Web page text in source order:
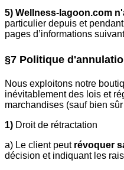
5) Wellness-lagoon.com
particulier depuis et
pages d’informations
§7 Politique
Nous exploitons notre
inévitablement des lois et
marchandises (sauf bien
1) Droit de rétractation
a) Le client peut révoquer
décision et indiquant les